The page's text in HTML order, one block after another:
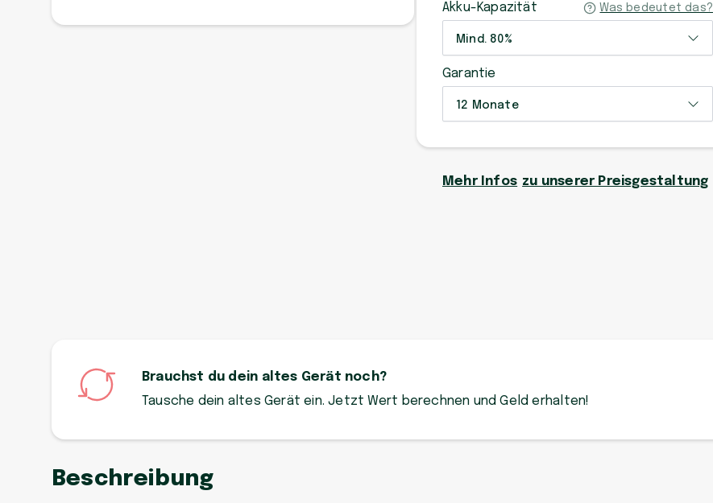
Akku-Kapazität Was bedeutet das?
Mind. 80%
Garantie
12 Monate
Mehr Infos zu unserer Preisgestaltung
Brauchst du dein altes Gerät noch?
Tausche dein altes Gerät ein. Jetzt Wert berechnen und Geld erhalten!
Beschreibung